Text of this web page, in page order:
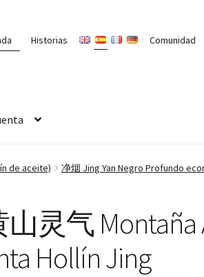
Historias Comunidad
de aceite) 净烟 Jing Yan Negro Profundo
灵气 Montaña
Hollín Jing